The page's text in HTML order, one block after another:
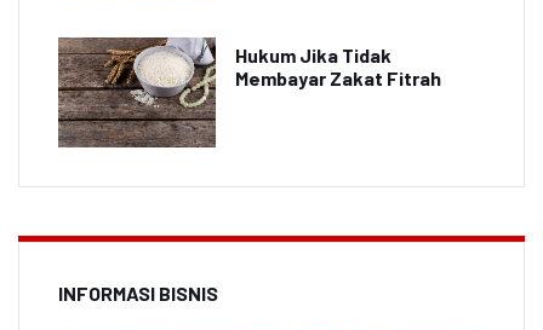
Hukum Jika Tidak
Membayar Zakat Fitrah
INFORMASI BISNIS